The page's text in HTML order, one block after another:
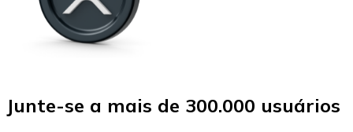
Junte-se a mais de 300.000 usuários